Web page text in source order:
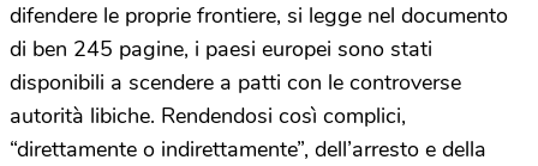
difendere le proprie frontiere, si legge nel documento
di ben 245 pagine, i paesi europei sono stati
disponibili a scendere a patti con le controverse
autorità libiche. Rendendosi così complici,
“direttamente o indirettamente”, dell’arresto e della